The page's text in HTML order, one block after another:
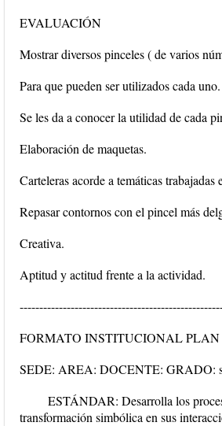
EVALUACIÓN
Mostrar diversos pinceles ( de varios
Para que pueden ser utilizados cada uno.
Se les da a conocer la utilidad de cada
Elaboración de maquetas.
Carteleras acorde a temáticas trabajadas
Repasar contornos con el pincel más
Creativa.
Aptitud y actitud frente a la actividad.
FORMATO INSTITUCIONAL
SEDE: AREA: DOCENTE: GRADO:
ESTÁNDAR: Desarrolla los
transformación simbólica en sus